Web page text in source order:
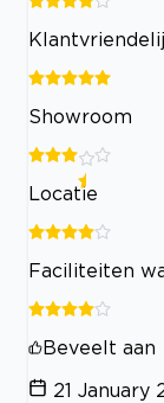
Showroom
Locatie
Faciliteiten
Beveelt aan
21 January